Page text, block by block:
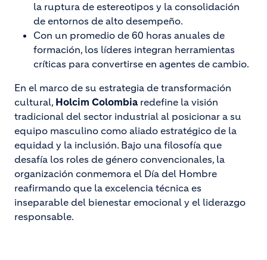
la ruptura de estereotipos y la consolidación
de entornos de alto desempeño.
Con un promedio de 60 horas anuales de
formación, los líderes integran herramientas
críticas para convertirse en agentes de cambio.
En el marco de su estrategia de transformación
cultural, Holcim Colombiaredefine la visión
tradicional del sector industrial al posicionar a su
equipo masculino como aliado estratégico de la
equidad y la inclusión. Bajo una filosofía que
desafía los roles de género convencionales, la
organización conmemora el Día del Hombre
reafirmando que la excelencia técnica es
inseparable del bienestar emocional y el liderazgo
responsable.